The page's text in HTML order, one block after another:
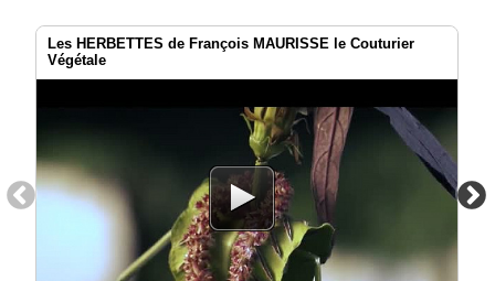
Les HERBETTES de François MAURISSE le Couturier
Végétale